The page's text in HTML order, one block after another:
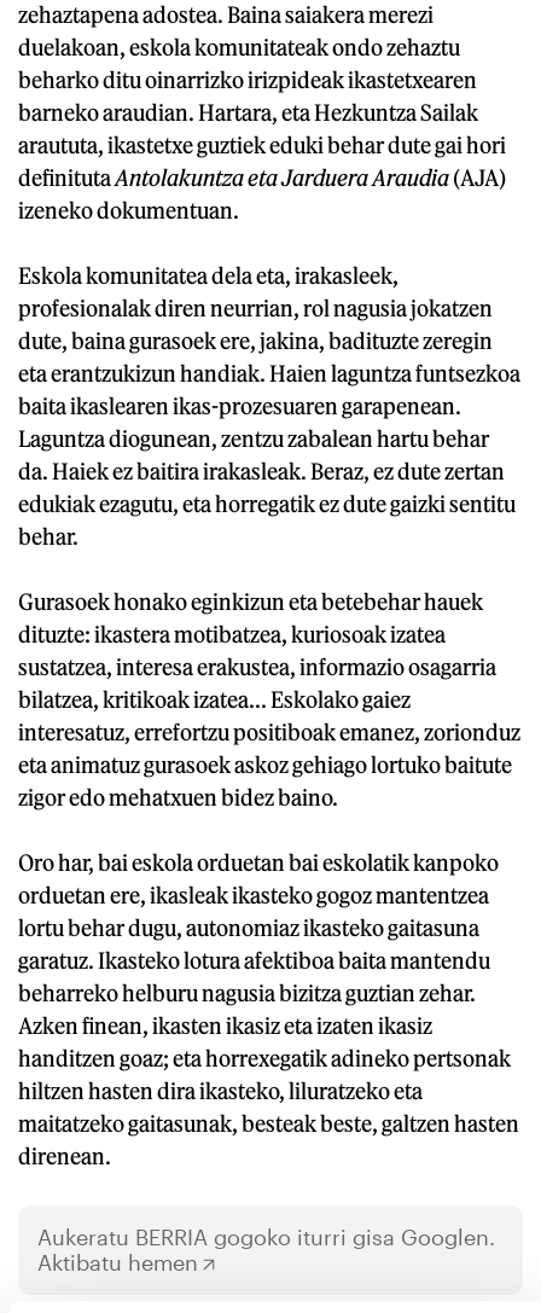
zehaztapena adostea. Baina saiakera merezi
duelakoan, eskola komunitateak ondo zehaztu
beharko ditu oinarrizko irizpideak ikastetxearen
barneko araudian. Hartara, eta Hezkuntza Sailak
araututa, ikastetxe guztiek eduki behar dute gai hori
definitutaAntolakuntza eta Jarduera Araudia(AJA)
izeneko dokumentuan.
Eskola komunitatea dela eta, irakasleek,
profesionalak diren neurrian, rol nagusia jokatzen
dute, baina gurasoek ere, jakina, badituzte zeregin
eta erantzukizun handiak. Haien laguntza funtsezkoa
baita ikaslearen ikas-prozesuaren garapenean.
Laguntza diogunean, zentzu zabalean hartu behar
da. Haiek ez baitira irakasleak. Beraz, ez dute zertan
edukiak ezagutu, eta horregatik ez dute gaizki sentitu
behar.
Gurasoek honako eginkizun eta betebehar hauek
dituzte: ikastera motibatzea, kuriosoak izatea
sustatzea, interesa erakustea, informazio osagarria
bilatzea, kritikoak izatea... Eskolako gaiez
interesatuz, errefortzu positiboak emanez, zorionduz
eta animatuz gurasoek askoz gehiago lortuko baitute
zigor edo mehatxuen bidez baino.
Oro har, bai eskola orduetan bai eskolatik kanpoko
orduetan ere, ikasleak ikasteko gogoz mantentzea
lortu behar dugu, autonomiaz ikasteko gaitasuna
garatuz. Ikasteko lotura afektiboa baita mantendu
beharreko helburu nagusia bizitza guztian zehar.
Azken finean, ikasten ikasiz eta izaten ikasiz
handitzen goaz; eta horrexegatik adineko pertsonak
hiltzen hasten dira ikasteko, liluratzeko eta
maitatzeko gaitasunak, besteak beste, galtzen hasten
direnean.
Aukeratu BERRIA gogoko iturri gisa Googlen.
Aktibatu hemen